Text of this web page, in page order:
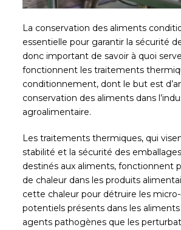
La conservation des aliments
essentielle pour garantir la sécurité
donc important de savoir à quoi
fonctionnent les traitements
conditionnement, dont le but est
conservation des aliments dans
agroalimentaire.
Les traitements thermiques, qui
stabilité et la sécurité des
destinés aux aliments, fonctionnent
de chaleur dans les produits
cette chaleur pour détruire les
potentiels présents dans les
agents pathogènes que les